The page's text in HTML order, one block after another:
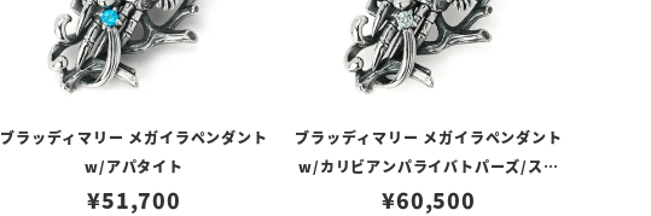
ブラッディマリー メガイラペンダント
w/アパタイト
¥51,700
ブラッディマリー メガイラペンダント
w/カリビアンパライバトパーズ/スカ
イブルートパーズ/ロンドンブルートパ
¥60,500